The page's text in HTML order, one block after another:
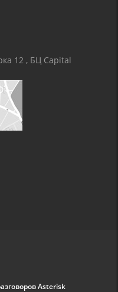
12 , БЦ Capital
Asterisk